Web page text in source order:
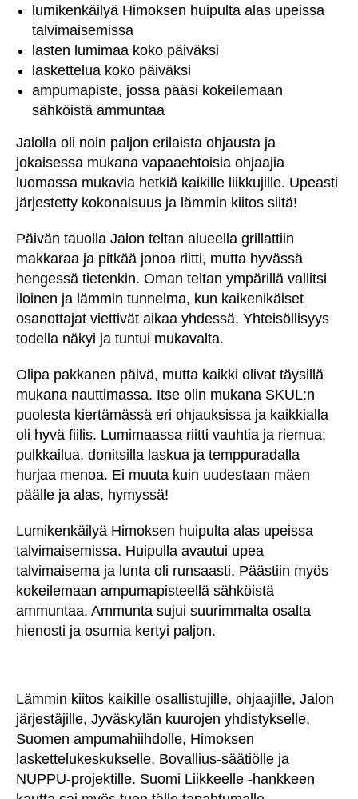
lumikenkäilyä Himoksen huipulta alas upeissa
talvimaisemissa
lasten lumimaa koko päiväksi
laskettelua koko päiväksi
ampumapiste, jossa pääsi kokeilemaan
sähköistä ammuntaa
Jalolla oli noin paljon erilaista ohjausta ja
jokaisessa mukana vapaaehtoisia ohjaajia
luomassa mukavia hetkiä kaikille liikkujille. Upeasti
järjestetty kokonaisuus ja lämmin kiitos siitä!
Päivän tauolla Jalon teltan alueella grillattiin
makkaraa ja pitkää jonoa riitti, mutta hyvässä
hengessä tietenkin. Oman teltan ympärillä vallitsi
iloinen ja lämmin tunnelma, kun kaikenikäiset
osanottajat viettivät aikaa yhdessä. Yhteisöllisyys
todella näkyi ja tuntui mukavalta.
Olipa pakkanen päivä, mutta kaikki olivat täysillä
mukana nauttimassa. Itse olin mukana SKUL:n
puolesta kiertämässä eri ohjauksissa ja kaikkialla
oli hyvä fiilis. Lumimaassa riitti vauhtia ja riemua:
pulkkailua, donitsilla laskua ja temppuradalla
hurjaa menoa. Ei muuta kuin uudestaan mäen
päälle ja alas, hymyssä!
Lumikenkäilyä Himoksen huipulta alas upeissa
talvimaisemissa. Huipulla avautui upea
talvimaisema ja lunta oli runsaasti. Päästiin myös
kokeilemaan ampumapisteellä sähköistä
ammuntaa. Ammunta sujui suurimmalta osalta
hienosti ja osumia kertyi paljon.
Lämmin kiitos kaikille osallistujille, ohjaajille, Jalon
järjestäjille, Jyväskylän kuurojen yhdistykselle,
Suomen ampumahiihdolle, Himoksen
laskettelukeskukselle, Bovallius-säätiölle ja
NUPPU-projektille. Suomi Liikkeelle -hankkeen